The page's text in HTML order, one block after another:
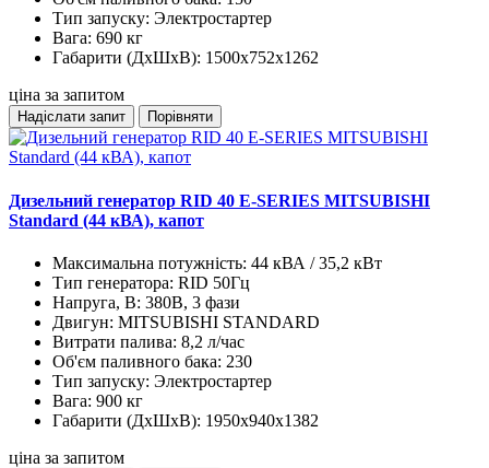
Тип запуску: Электростартер
Вага: 690 кг
Габарити (ДхШхВ): 1500x752x1262
ціна за запитом
Надіслати запит Порівняти
Дизельний генератор RID 40 E-SERIES MITSUBISHI
Standard (44 кВА), капот
Максимальна потужність: 44 кВА / 35,2 кВт
Тип генератора: RID 50Гц
Напруга, В: 380В, 3 фази
Двигун: MITSUBISHI STANDARD
Витрати палива: 8,2 л/час
Об'єм паливного бака: 230
Тип запуску: Электростартер
Вага: 900 кг
Габарити (ДхШхВ): 1950x940x1382
ціна за запитом